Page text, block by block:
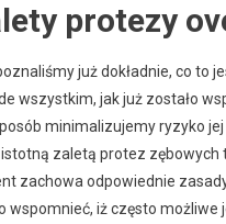
protezy
już dokładnie, co to
wszystkim, jak już zostało
minimalizujemy ryzyko jej
istotną zaletą protez
zachowa odpowiednie
wspomnieć, iż często